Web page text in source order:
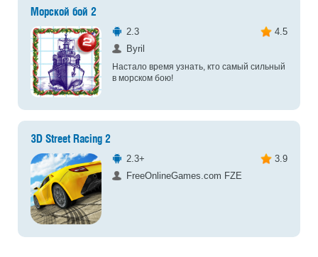
Морской бой 2
2.3
4.5
Byril
Настало время узнать, кто самый сильный
в морском бою!
3D Street Racing 2
2.3+
3.9
FreeOnlineGames.com FZE